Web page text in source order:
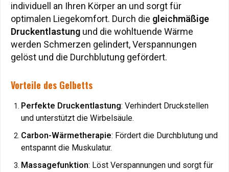
individuell an Ihren Körper an und sorgt für
optimalen Liegekomfort. Durch die gleichmäßige
Druckentlastung und die wohltuende Wärme
werden Schmerzen gelindert, Verspannungen
gelöst und die Durchblutung gefördert.
Vorteile des Gelbetts
Perfekte Druckentlastung: Verhindert Druckstellen
und unterstützt die Wirbelsäule.
Carbon-Wärmetherapie: Fördert die Durchblutung und
entspannt die Muskulatur.
Massagefunktion: Löst Verspannungen und sorgt für
individuell an Ihren Körper an und sorgt für
optimalen Liegekomfort. Durch die gleichmäßige
Druckentlastung und die wohltuende Wärme
werden Schmerzen gelindert, Verspannungen
gelöst und die Durchblutung gefördert.
Vorteile des Gelbetts
Perfekte Druckentlastung: Verhindert Druckstellen
und unterstützt die Wirbelsäule.
Carbon-Wärmetherapie: Fördert die Durchblutung und
entspannt die Muskulatur.
Massagefunktion: Löst Verspannungen und sorgt für